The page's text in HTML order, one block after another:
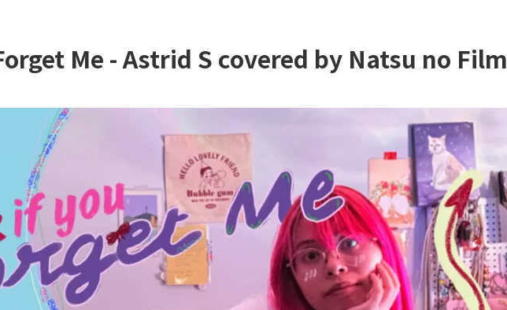
Me - Astrid S covered by Natsu no Film